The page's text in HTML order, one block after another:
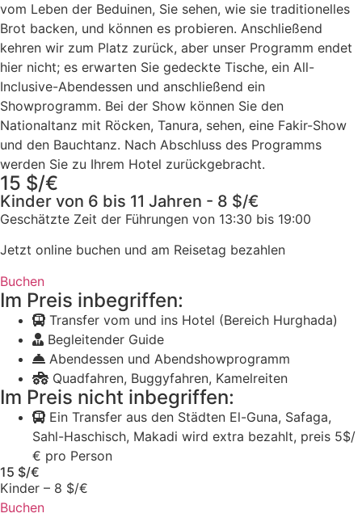
vom Leben der Beduinen, Sie sehen, wie sie traditionelles
Brot backen, und können es probieren. Anschließend
kehren wir zum Platz zurück, aber unser Programm endet
hier nicht; es erwarten Sie gedeckte Tische, ein All-
Inclusive-Abendessen und anschließend ein
Showprogramm. Bei der Show können Sie den
Nationaltanz mit Röcken, Tanura, sehen, eine Fakir-Show
und den Bauchtanz. Nach Abschluss des Programms
werden Sie zu Ihrem Hotel zurückgebracht.
15 $/€
Kinder von 6 bis 11 Jahren - 8 $/€
Geschätzte Zeit der Führungen von 13:30 bis 19:00
Jetzt online buchen und am Reisetag bezahlen
Buchen
Im Preis inbegriffen:
Transfer vom und ins Hotel (Bereich Hurghada)
Begleitender Guide
Abendessen und Abendshowprogramm
Quadfahren, Buggyfahren, Kamelreiten
Im Preis nicht inbegriffen:
Ein Transfer aus den Städten El-Guna, Safaga,
Sahl-Haschisch, Makadi wird extra bezahlt, preis 5$/
€ pro Person
15 $/€
Kinder – 8 $/€
Buchen